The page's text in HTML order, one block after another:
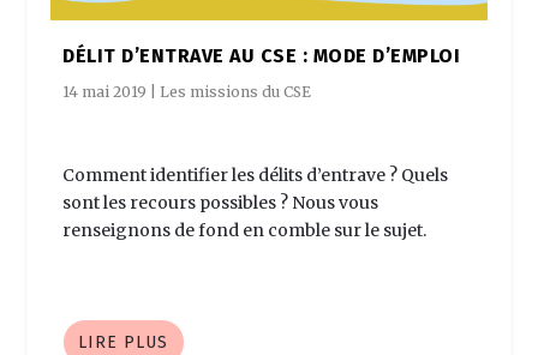
DÉLIT D’ENTRAVE AU CSE : MODE D’EMPLOI
14 mai 2019 Les missions du CSE
Comment identifier les délits d’entrave ? Quels
sont les recours possibles ? Nous vous
renseignons de fond en comble sur le sujet.
LIRE PLUS